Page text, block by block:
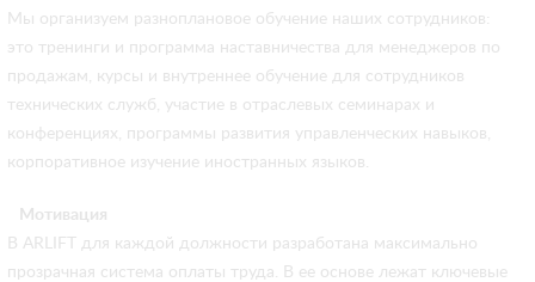
Мы организуем разноплановое обучение наших сотрудников:
это тренинги и программа наставничества для менеджеров по
продажам, курсы и внутреннее обучение для сотрудников
технических служб, участие в отраслевых семинарах и
конференциях, программы развития управленческих навыков,
корпоративное изучение иностранных языков.
Мотивация
В ARLIFT для каждой должности разработана максимально
прозрачная система оплаты труда. В ее основе лежат ключевые